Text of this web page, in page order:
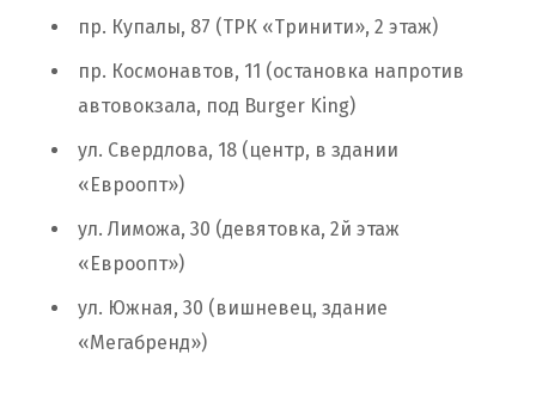
пр. Купалы, 87 (ТРК «Тринити», 2 этаж)
пр. Космонавтов, 11 (остановка напротив
автовокзала, под Burger King)
ул. Свердлова, 18 (центр, в здании
«Евроопт»)
ул. Лиможа, 30 (девятовка, 2й этаж
«Евроопт»)
ул. Южная, 30 (вишневец, здание
«Мегабренд»)